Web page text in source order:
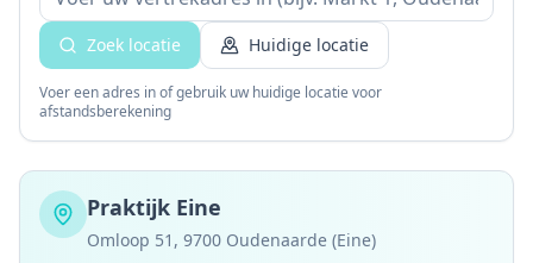
Zoek locatie Huidige locatie
Voer een adres in of gebruik uw huidige locatie voor
afstandsberekening
Praktijk Eine
Omloop 51, 9700 Oudenaarde (Eine)